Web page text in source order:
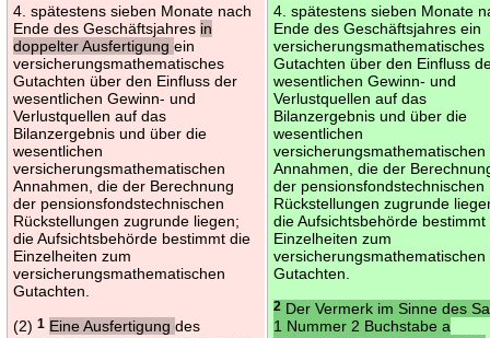
4. spätestens sieben Monate nach
Ende des Geschäftsjahres in
doppelter Ausfertigungein
versicherungsmathematisches
Gutachten über den Einfluss der
wesentlichen Gewinn- und
Verlustquellen auf das
Bilanzergebnis und über die
wesentlichen
versicherungsmathematischen
Annahmen, die der Berechnung
der pensionsfondstechnischen
Rückstellungen zugrunde liegen;
die Aufsichtsbehörde bestimmt die
Einzelheiten zum
versicherungsmathematischen
Gutachten.
(2)1 Eine Ausfertigungdes
4. spätestens sieben Monate
Ende des Geschäftsjahres ein
versicherungsmathematisches
Gutachten über den Einfluss
wesentlichen Gewinn- und
Verlustquellen auf das
Bilanzergebnis und über die
wesentlichen
versicherungsmathematischen
Annahmen, die der
der pensionsfondstechnischen
Rückstellungen zugrunde
die Aufsichtsbehörde bestimmt
Einzelheiten zum
versicherungsmathematischen
Gutachten.
2 Der Vermerk im Sinne des
1 Nummer 2 Buchstabe a